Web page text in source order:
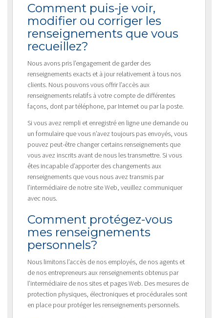
Comment puis-je voir,
modifier ou corriger les
renseignements que vous
recueillez?
Nous avons pris l’engagement de garder des
renseignements exacts et à jour relativement à tous nos
clients. Nous pouvons vous offrir l’accès aux
renseignements relatifs à votre compte de différentes
façons, dont par téléphone, par Internet ou par la poste.
Si vous avez rempli et enregistré en ligne une demande ou
un formulaire que vous n’avez toujours pas envoyés, vous
pouvez peut-être changer certains renseignements que
vous avez inscrits avant de nous les transmettre. Si vous
êtes incapable d’apporter des changements aux
renseignements que vous nous avez transmis par
l’intermédiaire de notre site Web, veuillez communiquer
avec nous.
Comment protégez-vous
mes renseignements
personnels?
Nous limitons l’accès de nos employés, de nos agents et
de nos entrepreneurs aux renseignements obtenus par
l’intermédiaire de nos sites et pages Web. Des mesures de
protection physiques, électroniques et procédurales sont
en place pour protéger les renseignements personnels.